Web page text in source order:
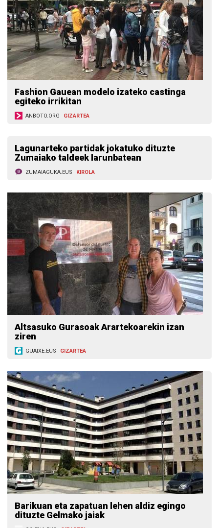
Fashion Gauean modelo izateko castinga
egiteko irrikitan
ANBOTO.ORG GIZARTEA
Lagunarteko partidak jokatuko dituzte
Zumaiako taldeek larunbatean
ZUMAIAGUKA.EUS KIROLA
Altsasuko Gurasoak Arartekoarekin izan
ziren
GUAIXE.EUS GIZARTEA
Barikuan eta zapatuan lehen aldiz egingo
dituzte Gelmako jaiak